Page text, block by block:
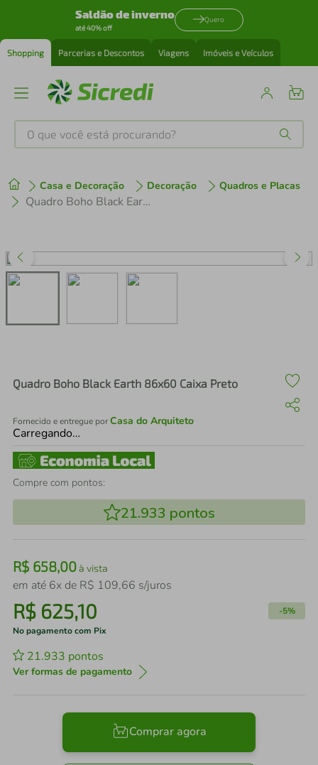
Saldão de inverno
até 40% off
Quero
Shopping Parcerias e Descontos Viagens Imóveis e Veículos
O que você está procurando?
Casa e Decoração Decoração Quadros e Placas
Quadro Boho Black Earth 86x60 Caixa Preto
Quadro Boho Black Earth 86x60 Caixa Preto
Fornecido e entregue porCasa do Arquiteto
Carregando…
Compre com pontos:
21.933 pontos
R$ 658,00à vista
em até 6x de R$ 109,66 s/juros
R$ 625,10 -5%
No pagamento com Pix
21.933 pontos
Ver formas de pagamento
Comprar agora
1º tenis
perfume